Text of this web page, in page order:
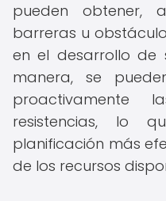
pueden obtener,
barreras u
en el desarrollo de
manera, se
proactivamente
resistencias, lo
planificación más
de los recursos